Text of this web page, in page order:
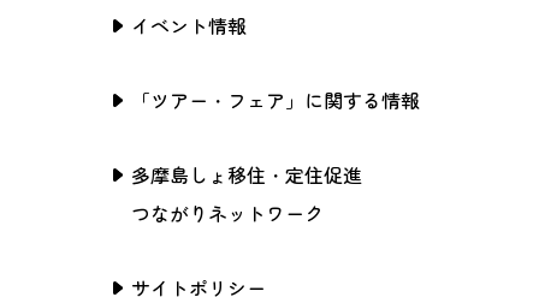
イベント情報
「ツアー・フェア」に関する情報
多摩島しょ移住・定住促進
つながりネットワーク
サイトポリシー